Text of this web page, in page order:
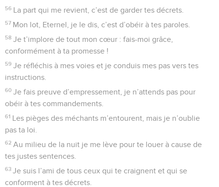
56 La part qui me revient, c’est de garder tes décrets.
57 Mon lot, Eternel, je le dis, c’est d’obéir à tes paroles.
58 Je t’implore de tout mon cœur : fais-moi grâce,
conformément à ta promesse !
59 Je réfléchis à mes voies et je conduis mes pas vers tes
instructions.
60 Je fais preuve d’empressement, je n’attends pas pour
obéir à tes commandements.
61 Les pièges des méchants m’entourent, mais je n’oublie
pas ta loi.
62 Au milieu de la nuit je me lève pour te louer à cause de
tes justes sentences.
63 Je suis l’ami de tous ceux qui te craignent et qui se
conforment à tes décrets.